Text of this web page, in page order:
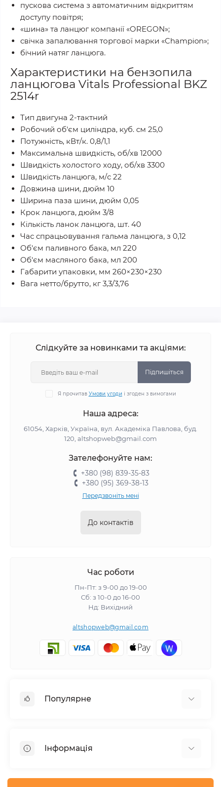
пускова система з автоматичним відкриттям
доступу повітря;
«шина» та ланцюг компанії «OREGON»;
свічка запалювання торгової марки «Champion»;
бічний натяг ланцюга.
Характеристики на бензопила
ланцюгова Vitals Professional BKZ
2514r
Тип двигуна 2-тактний
Робочий об'єм циліндра, куб. см 25,0
Потужність, кВт/к. 0,8/1,1
Максимальна швидкість, об/хв 12000
Швидкість холостого ходу, об/хв 3300
Швидкість ланцюга, м/с 22
Довжина шини, дюйм 10
Ширина паза шини, дюйм 0,05
Крок ланцюга, дюйм 3/8
Кількість ланок ланцюга, шт. 40
Час спрацьовування гальма ланцюга, з 0,12
Об'єм паливного бака, мл 220
Об'єм масляного бака, мл 200
Габарити упаковки, мм 260×230×230
Вага нетто/брутто, кг 3,3/3,76
Слідкуйте за новинками та акціями:
Підпишіться
Я прочитав Умови угоди і згоден з вимогами
Наша адреса:
61054, Харків, Україна, вул. Академіка Павлова, буд.
120, altshopweb@gmail.com
Зателефонуйте нам:
+380 (98) 839-35-83
+380 (95) 369-38-13
Передзвоніть мені
До контактів
Час роботи
Пн-Пт: з 9-00 до 19-00
Сб: з 10-0 до 16-00
Нд: Вихідний
altshopweb@gmail.com
Популярне
Відпочинок, туризм
Товари для автомобілів
Інформація